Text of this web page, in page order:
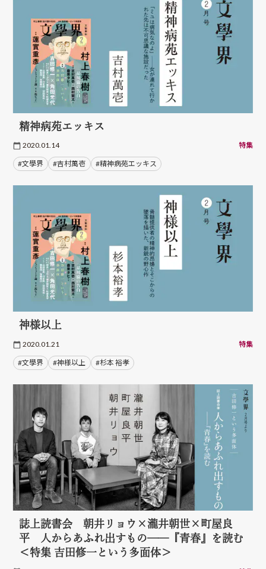
精神病苑エッキス
2020.01.14 特集
#文學界 #吉村萬壱 #精神病苑エッキス
神様以上
2020.01.21 特集
#文學界 #神様以上 #杉本 裕孝
誌上読書会 朝井リョウ×瀧井朝世×町屋良
平 人からあふれ出すもの──『青春』を読む
＜特集 吉田修一という多面体＞